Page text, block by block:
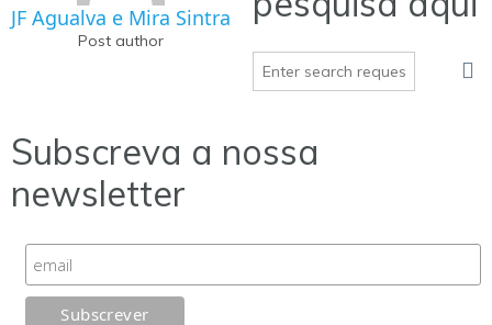
JF Agualva e Mira Sintra
Post author
Subscreva a nossa
newsletter